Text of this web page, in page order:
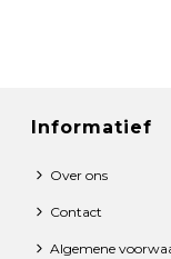
Informatief
Over ons
Contact
Algemene